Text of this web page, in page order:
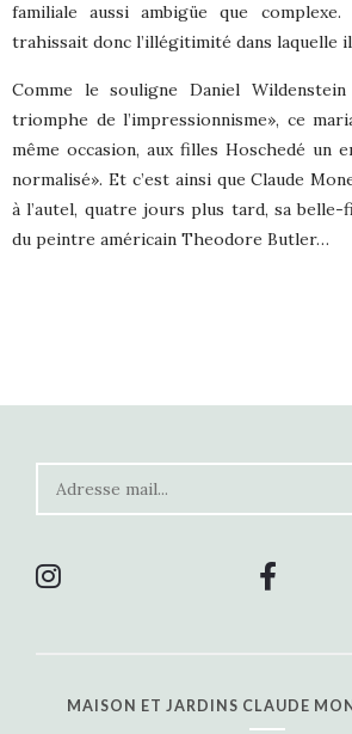
familiale aussi ambigüe que
trahissait donc l’illégitimité dans laquelle
Comme le souligne Daniel
triomphe de l’impressionnisme», ce
même occasion, aux filles Hoschedé un
normalisé». Et c’est ainsi que Claude
à l’autel, quatre jours plus tard, sa belle-
du peintre américain Theodore Butler…
MAISON ET JARDINS CLAUDE